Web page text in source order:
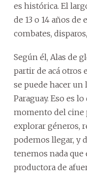
es histórica. El
de 13 o 14 años de
combates,
Según él, Alas de
partir de acá otros
se puede hacer
Paraguay. Eso es
momento del cine
explorar géneros,
podemos llegar, y
tenemos nada
productora de